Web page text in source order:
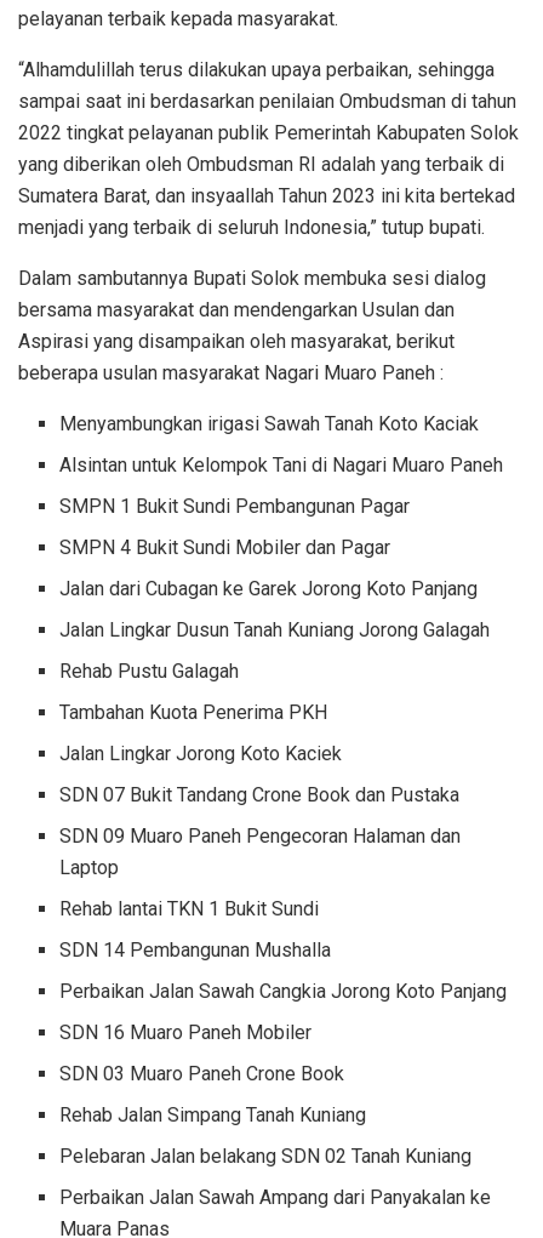
pelayanan terbaik kepada masyarakat.
“Alhamdulillah terus dilakukan upaya perbaikan, sehingga
sampai saat ini berdasarkan penilaian Ombudsman di tahun
2022 tingkat pelayanan publik Pemerintah Kabupaten Solok
yang diberikan oleh Ombudsman RI adalah yang terbaik di
Sumatera Barat, dan insyaallah Tahun 2023 ini kita bertekad
menjadi yang terbaik di seluruh Indonesia,” tutup bupati.
Dalam sambutannya Bupati Solok membuka sesi dialog
bersama masyarakat dan mendengarkan Usulan dan
Aspirasi yang disampaikan oleh masyarakat, berikut
beberapa usulan masyarakat Nagari Muaro Paneh :
Menyambungkan irigasi Sawah Tanah Koto Kaciak
Alsintan untuk Kelompok Tani di Nagari Muaro Paneh
SMPN 1 Bukit Sundi Pembangunan Pagar
SMPN 4 Bukit Sundi Mobiler dan Pagar
Jalan dari Cubagan ke Garek Jorong Koto Panjang
Jalan Lingkar Dusun Tanah Kuniang Jorong Galagah
Rehab Pustu Galagah
Tambahan Kuota Penerima PKH
Jalan Lingkar Jorong Koto Kaciek
SDN 07 Bukit Tandang Crone Book dan Pustaka
SDN 09 Muaro Paneh Pengecoran Halaman dan
Laptop
Rehab lantai TKN 1 Bukit Sundi
SDN 14 Pembangunan Mushalla
Perbaikan Jalan Sawah Cangkia Jorong Koto Panjang
SDN 16 Muaro Paneh Mobiler
SDN 03 Muaro Paneh Crone Book
Rehab Jalan Simpang Tanah Kuniang
Pelebaran Jalan belakang SDN 02 Tanah Kuniang
Perbaikan Jalan Sawah Ampang dari Panyakalan ke
Muara Panas